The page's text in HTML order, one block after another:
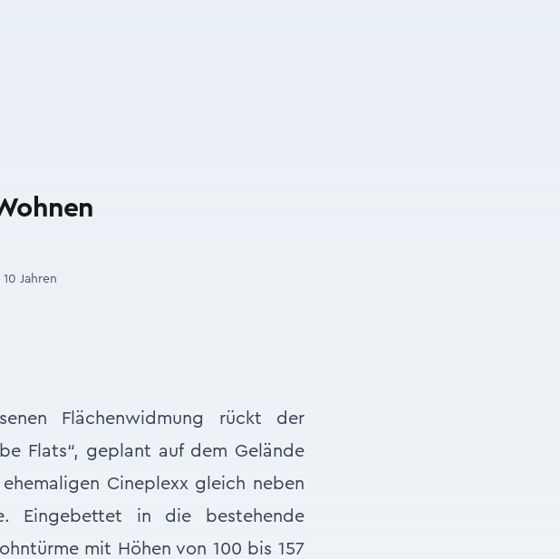
Jahren
Flächenwidmung rückt der
Flats“, geplant auf dem Gelände
Cineplexx gleich neben
Eingebettet in die bestehende
mit Höhen von 100 bis 157